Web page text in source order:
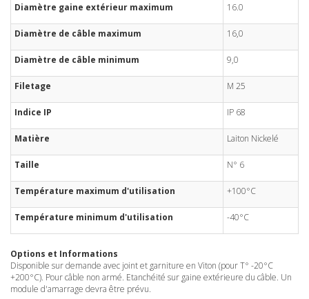
Diamètre gaine extérieur maximum 16.0
Diamètre de câble maximum 16,0
Diamètre de câble minimum 9,0
Filetage M 25
Indice IP IP 68
Matière Laiton Nickelé
Taille N° 6
Température maximum d'utilisation +100°C
Température minimum d'utilisation -40°C
Options et Informations
Disponible sur demande avec joint et garniture en Viton (pour T° -20°C
+200°C). Pour câble non armé. Etanchéité sur gaine extérieure du câble. Un
module d'amarrage devra être prévu.